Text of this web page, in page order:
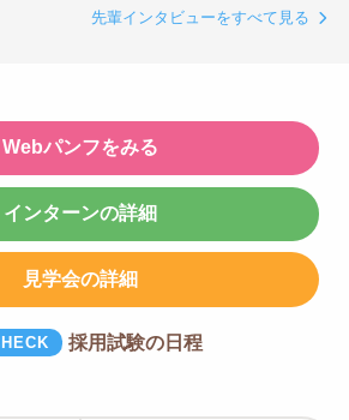
先輩インタビューをすべて見る
Webパンフをみる
インターンの詳細
見学会の詳細
採用試験の日程